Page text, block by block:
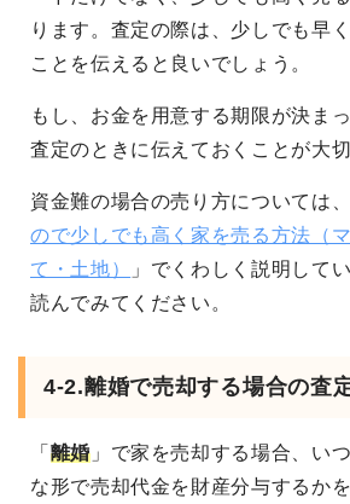
ります。査定の際は、少しでも早
ことを伝えると良いでしょう。
もし、お金を用意する期限が決ま
査定のときに伝えておくことが大切
資金難の場合の売り方については、
ので少しでも高く家を売る方法（
て・土地）
」でくわしく説明して
読んでみてください。
4-2.離婚で売却する場合の査
「 離婚」で家を売却する場合、い
な形で売却代金を財産分与するか